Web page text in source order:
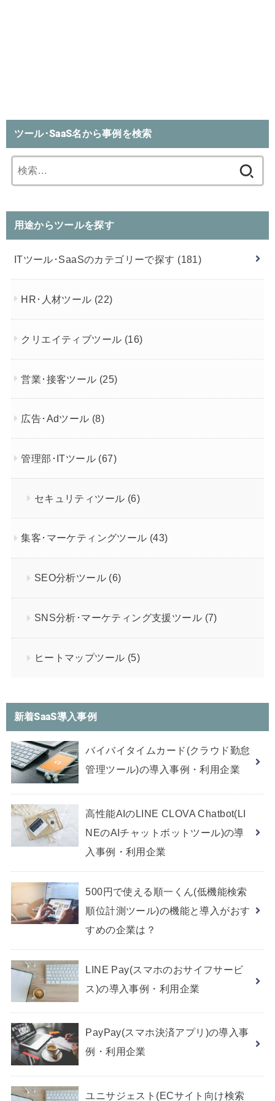
ツール･SaaS名から事例を検索
索:
用途からツールを探す
ITツール･SaaSのカテゴリーで探す (181)
HR･人材ツール (22)
クリエイティブツール (16)
営業･接客ツール (25)
広告･Adツール (8)
管理部･ITツール (67)
セキュリティツール (6)
集客･マーケティングツール (43)
SEO分析ツール (6)
SNS分析･マーケティング支援ツール (7)
ヒートマップツール (5)
新着SaaS導入事例
バイバイタイムカード(クラウド勤怠
管理ツール)の導入事例・利用企業
高性能AIのLINE CLOVA Chatbot(LI
NEのAIチャットボットツール)の導
入事例・利用企業
500円で使える順一くん(低機能検索
順位計測ツール)の機能と導入がおす
すめの企業は？
LINE Pay(スマホのおサイフサービ
ス)の導入事例・利用企業
PayPay(スマホ決済アプリ)の導入事
例・利用企業
ユニサジェスト(ECサイト向け検索